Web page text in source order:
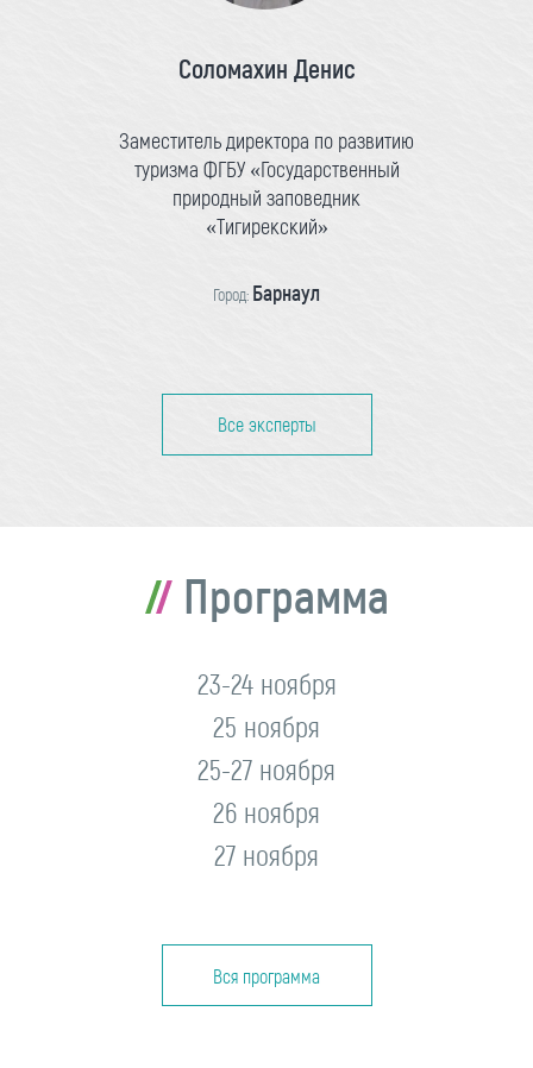
Соломахин Денис
Заместитель директора по развитию
туризма ФГБУ «Государственный
природный заповедник
«Тигирекский»
Город: Барнаул
Все эксперты
Программа
23-24 ноября
25 ноября
25-27 ноября
26 ноября
27 ноября
Вся программа